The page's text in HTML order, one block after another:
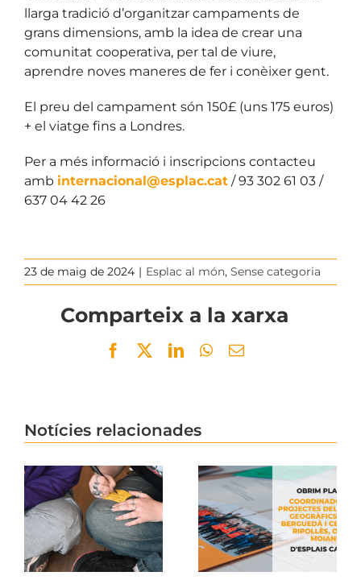
llarga tradició d’organitzar campaments de
grans dimensions, amb la idea de crear una
comunitat cooperativa, per tal de viure,
aprendre noves maneres de fer i conèixer gent.
El preu del campament són 150£ (uns 175 euros)
+ el viatge fins a Londres.
Per a més informació i inscripcions contacteu
amb internacional@esplac.cat/ 93 302 61 03 /
637 04 42 26
23 de maig de 2024 | Esplac al món, Sense categoria
Comparteix a la xarxa
Facebook
TwitterLinkedInWhatsApp
Email
Notícies relacionades